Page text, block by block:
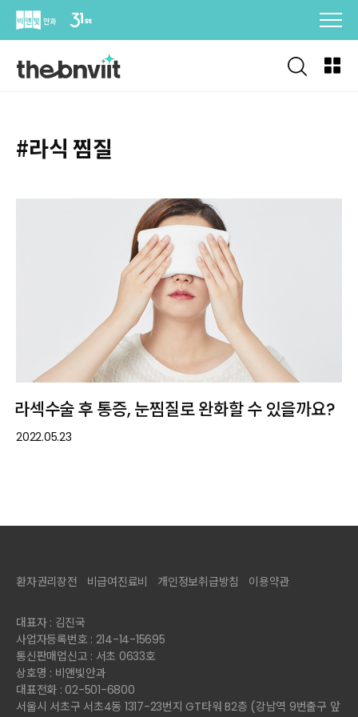
Skip
#라식 찜질
라섹수술 후 통증, 눈찜질로 완화할 수 있을까요?
2022.05.23
환자권리장전 비급여진료비 개인정보취급방침 이용약관
대표자 : 김진국
사업자등록번호 : 214-14-15695
통신판매업신고 : 서초 0633호
상호명 : 비앤빛안과
대표전화 : 02-501-6800
서울시 서초구 서초4동 1317-23번지 GT타워 B2층 (강남역 9번출구 앞